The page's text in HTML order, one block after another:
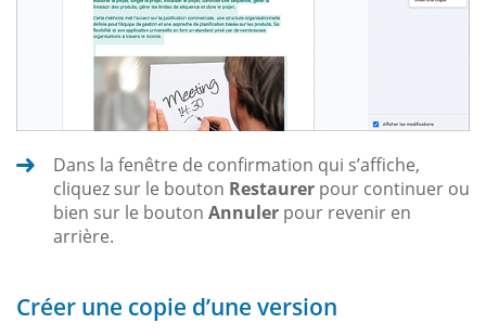
Dans la fenêtre de confirmation qui s’affiche,
cliquez sur le bouton Restaurer pour continuer ou
bien sur le bouton Annuler pour revenir en
arrière.
Créer une copie d’une version